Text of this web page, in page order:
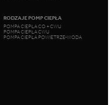
RODZAJE POMP CIEPŁA
POMPA CIEPŁA CO + CWU
POMPA CIEPŁA CWU
POMPA CIEPŁA POWIETRZE-WODA